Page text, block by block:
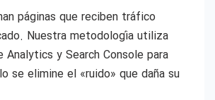
páginas que reciben tráfico
Nuestra metodología utiliza
Analytics y Search Console para
se elimine el «ruido» que daña su